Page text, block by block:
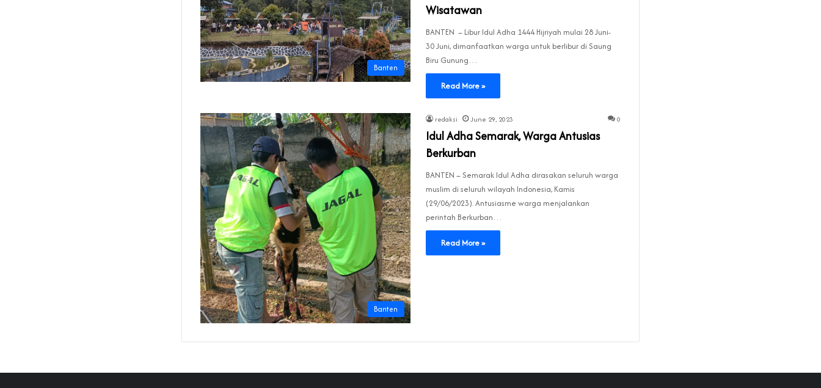
Banten
Wisatawan
BANTEN – Libur Idul Adha 1444 Hijriyah mulai 28 Juni-
30 Juni, dimanfaatkan warga untuk berlibur di Saung
Biru Gunung…
Read More »
Banten
redaksi June 29, 2023 0
Idul Adha Semarak, Warga Antusias
Berkurban
BANTEN – Semarak Idul Adha dirasakan seluruh warga
muslim di seluruh wilayah Indonesia, Kamis
(29/06/2023). Antusiasme warga menjalankan
perintah Berkurban…
Read More »